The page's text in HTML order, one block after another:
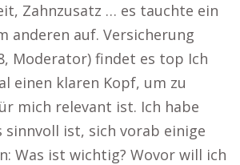
Zahnzusatz … es tauchte ein
anderen auf. Versicherung
Moderator) findet es top Ich
einen klaren Kopf, um zu
mich relevant ist. Ich habe
sinnvoll ist, sich vorab einige
Was ist wichtig? Wovor will ich